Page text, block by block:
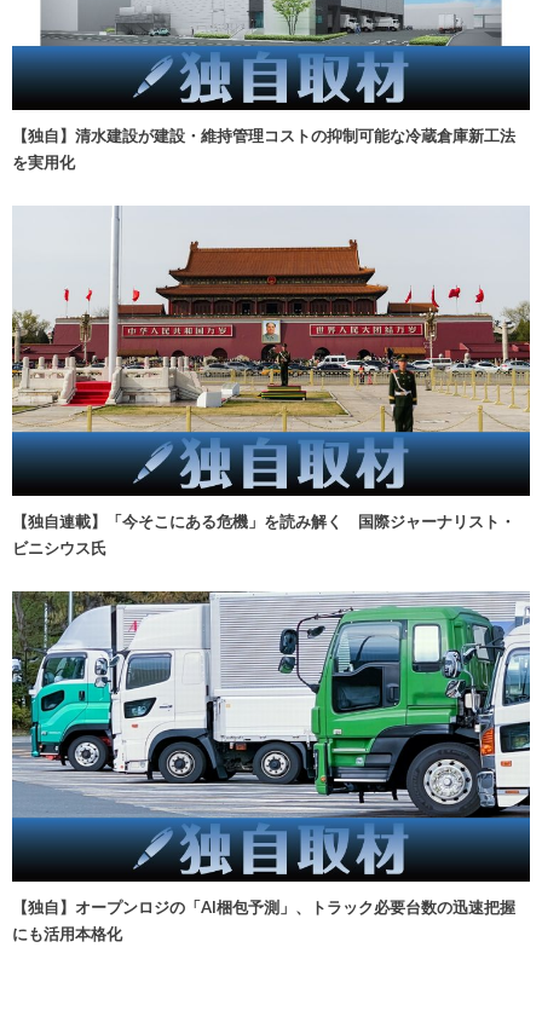
【独自】清水建設が建設・維持管理コストの抑制可能な冷蔵倉庫新工法
を実用化
【独自連載】「今そこにある危機」を読み解く 国際ジャーナリスト・
ビニシウス氏
【独自】オープンロジの「AI梱包予測」、トラック必要台数の迅速把握
にも活用本格化